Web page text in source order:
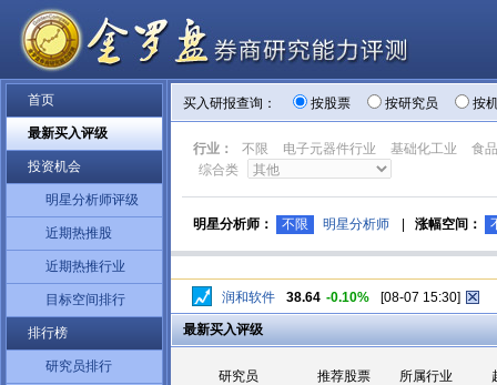
首页
最新买入评级
投资机会
明星分析师评级
近期热推股
近期热推行业
目标空间排行
排行榜
研究员排行
买入研报查询： 按股票 按研究员 按
行业： 不限 电子元器件行业 基础化工业
食
综合类
明星分析师： 不限 明星分析师 涨幅空间：
润和软件 38.64 -0.10% [08-07 15:30]
最新买入评级
研究员 推荐股票 所属行业